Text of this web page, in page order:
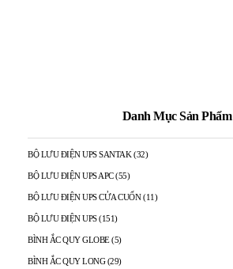
Danh Mục Sản Phẩm
BỘ LƯU ĐIỆN UPS SANTAK (32)
BỘ LƯU ĐIỆN UPS APC (55)
BỘ LƯU ĐIỆN UPS CỬA CUỐN (11)
BỘ LƯU ĐIỆN UPS (151)
BÌNH ẮC QUY GLOBE (5)
BÌNH ẮC QUY LONG (29)